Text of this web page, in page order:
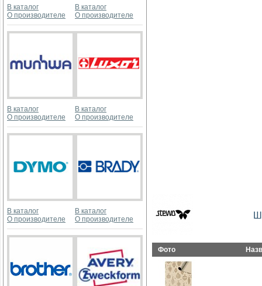
В каталог
О производителе
В каталог
О производителе
В каталог
О производителе
В каталог
О производителе
В каталог
О производителе
В каталог
О производителе
Фото